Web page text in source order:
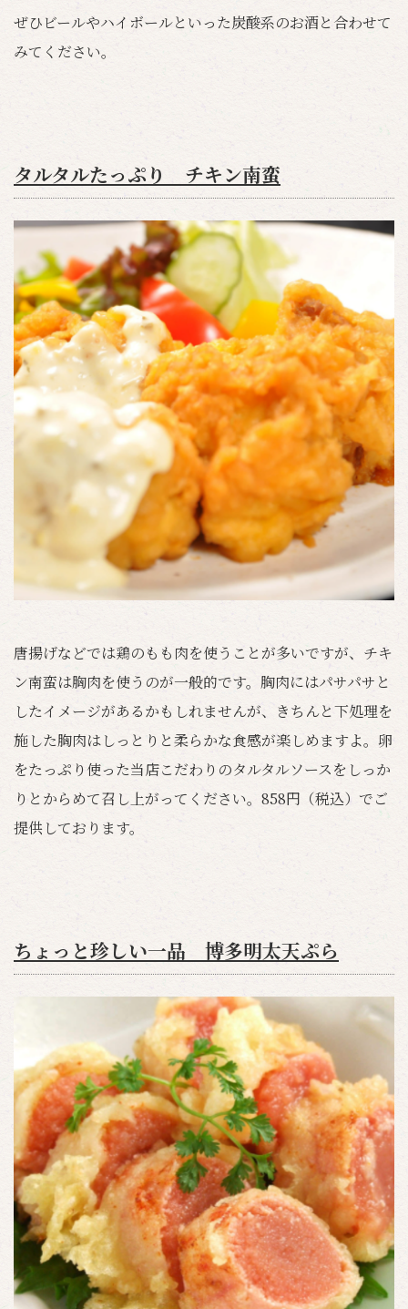
ぜひビールやハイボールといった炭酸系のお酒と合わせて
みてください。
タルタルたっぷり チキン南蛮
唐揚げなどでは鶏のもも肉を使うことが多いですが、チキ
ン南蛮は胸肉を使うのが一般的です。胸肉にはパサパサと
したイメージがあるかもしれませんが、きちんと下処理を
施した胸肉はしっとりと柔らかな食感が楽しめますよ。卵
をたっぷり使った当店こだわりのタルタルソースをしっか
りとからめて召し上がってください。858円（税込）でご
提供しております。
ちょっと珍しい一品 博多明太天ぷら